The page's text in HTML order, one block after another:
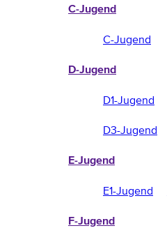
C-Jugend
C-Jugend
D-Jugend
D1-Jugend
D3-Jugend
E-Jugend
E1-Jugend
F-Jugend